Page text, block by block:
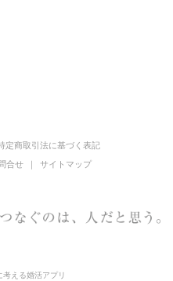
定商取引法に基づく表記
合せ サイトマップ
える婚活アプリ